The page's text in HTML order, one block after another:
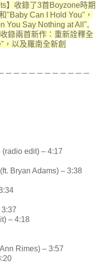
】收錄了3首Boyzone時期
"Baby Can I Hold You"，
You Say Nothing at All",
錄兩首新作：重新詮釋全
，以及羅南全新創
－－－－－－－－－－－
edit) – 4:17
Bryan Adams) – 3:38
– 4:18
Rimes) – 3:57